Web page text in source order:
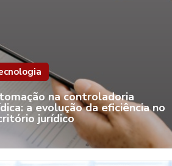
na controladoria
a evolução da eficiência no
jurídico